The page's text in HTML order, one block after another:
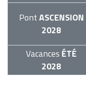
PontASCENSION
2028
Vacances ÉTÉ
2028